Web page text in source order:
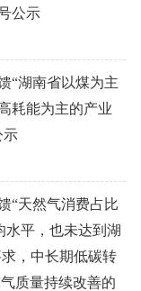
公示
“湖南省以煤为主
耗能为主的产业
示
“天然气消费占比
水平，也未达到湖
，中长期低碳转
质量持续改善的